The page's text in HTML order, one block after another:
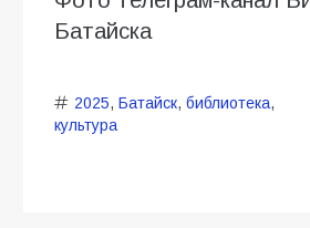
Батайска
2025, Батайск, библиотека,
культура